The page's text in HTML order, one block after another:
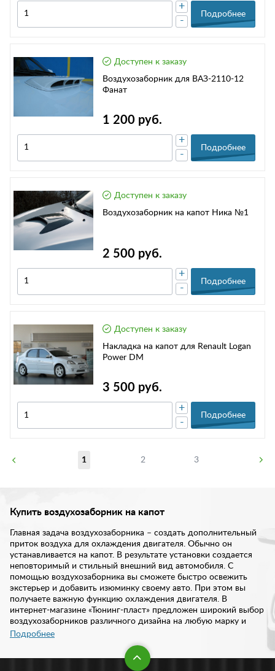
-
+
Подробнее
Доступен к заказу
Воздухозаборник для ВАЗ-2110-12
Фанат
1 200 руб.
-
+
Подробнее
Доступен к заказу
Воздухозаборник на капот Ника №1
2 500 руб.
-
+
Подробнее
Доступен к заказу
Накладка на капот для Renault Logan
Power DM
3 500 руб.
-
+
Подробнее
1 2 3
Купить воздухозаборник на капот
Главная задача воздухозаборника – создать дополнительный
приток воздуха для охлаждения двигателя. Обычно он
устанавливается на капот. В результате установки создается
неповторимый и стильный внешний вид автомобиля. С
помощью воздухозаборника вы сможете быстро освежить
экстерьер и добавить изюминку своему авто. При этом вы
получаете важную функцию охлаждения двигателя. В
интернет-магазине «Тюнинг-пласт» предложен широкий выбор
воздухозаборников различного дизайна на любую марку и
модель автомобиля. Купить воздухозаборник на капот вы
можете у нас по доступной цене.
Подробнее